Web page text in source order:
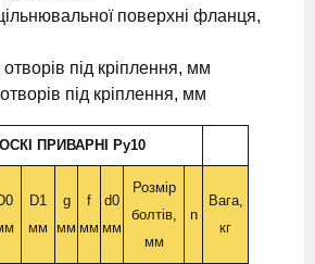
поверхні фланця,
під кріплення, мм
отворів під кріплення, мм
ПРИВАРНІ Ру10
D1
мм
g
мм
f
мм
d0
мм
Розмір
болтів,
мм
n
Вага,
кг